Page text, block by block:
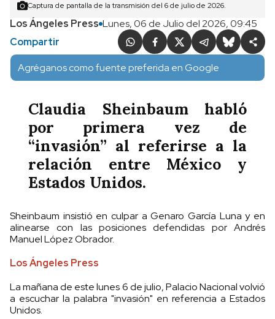
Captura de pantalla de la transmisión del 6 de julio de 2026.
Los Ángeles Press Lunes, 06 de Julio del 2026, 09:45
Compartir
Agréganos como fuente preferida en Google
Claudia Sheinbaum habló
por primera vez de
“invasión” al referirse a la
relación entre México y
Estados Unidos.
Sheinbaum insistió en culpar a Genaro García Luna y en
alinearse con las posiciones defendidas por Andrés
Manuel López Obrador.
Los Ángeles Press
La mañana de este lunes 6 de julio, Palacio Nacional volvió
a escuchar la palabra "invasión" en referencia a Estados
Unidos.